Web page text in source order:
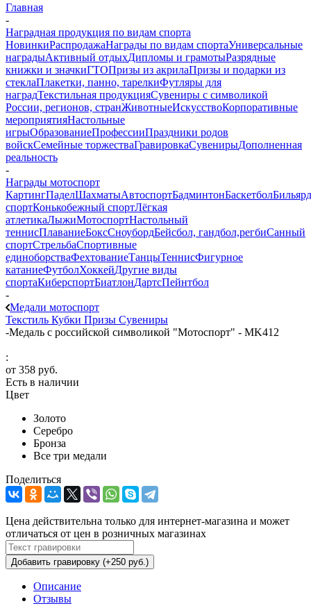
Главная
-
Наградная продукция по видам спорта
НовинкиРаспродажаНаграды по видам спортаУниверсальные
наградыАктивный отдыхДипломы и грамотыРазрядные
книжки и значкиГТОПризы из акрилаПризы и подарки из
стеклаПлакетки, панно, тарелкиФутляры для
наградТекстильная продукцияСувениры с символикой
России, регионов, странЖивотныеИскусствоКорпоративные
мероприятияНастольные
игрыОбразованиеПрофессииПраздники родов
войскСемейные торжестваГравировкаСувенирыДополненная
реальность
-
Награды мотоспорт
КартингПаделШахматыАвтоспортБадминтонБаскетболБильярд
спортКонькобежный спортЛёгкая
атлетикаЛыжиМотоспортНастольный
теннисПлаваниеБоксСноубордБейсбол, гандбол,регбиСанный
спортСтрельбаСпортивные
единоборстваФехтованиеТанцыТеннисФигурное
катаниеФутболХоккейДругие виды
спортаКиберспортБиатлонДартсПейнтбол
-
Медали мотоспорт
Текстиль Кубки Призы Сувениры
-Медаль с российской символикой "Мотоспорт" - MK412
:
от 358 руб.
Есть в наличии
Цвет
Золото
Серебро
Бронза
Все три медали
Поделиться
Цена действительна только для интернет-магазина и может
отличаться от цен в розничных магазинах
Добавить гравировку (+250 руб.)
Описание
Отзывы